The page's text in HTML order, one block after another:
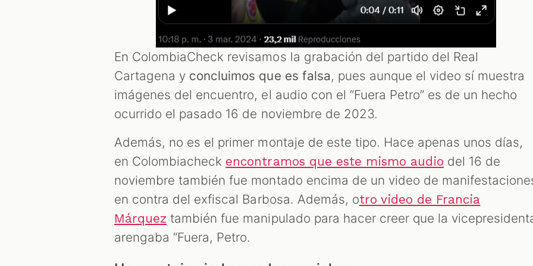
En ColombiaCheck revisamos la grabación del partido del Real
Cartagena y concluimos que es falsa, pues aunque el video sí muestra
imágenes del encuentro, el audio con el “Fuera Petro” es de un hecho
ocurrido el pasado 16 de noviembre de 2023.
Además, no es el primer montaje de este tipo. Hace apenas unos días,
en Colombiacheck encontramos que este mismo audio del 16 de
noviembre también fue montado encima de un video de
en contra del exfiscal Barbosa. Además, otro video de Francia
Márquez también fue manipulado para hacer creer que la
arengaba “Fuera, Petro.